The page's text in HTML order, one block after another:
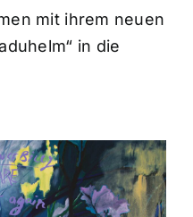
mit ihrem neuen
in die